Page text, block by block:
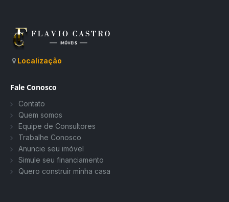
Localização
Fale Conosco
Contato
Quem somos
Equipe de Consultores
Trabalhe Conosco
Anuncie seu imóvel
Simule seu financiamento
Quero construir minha casa